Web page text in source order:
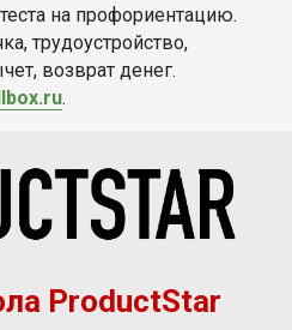
на профориентацию.
трудоустройство,
возврат денег.
.
ProductStar